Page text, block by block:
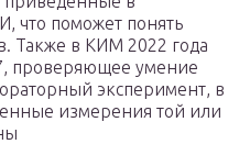
что поможет понять
Также в КИМ 2022 года
проверяющее умение
эксперимент, в
измерения той или